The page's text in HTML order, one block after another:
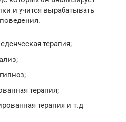
и учится вырабатывать
терапия;
терапия;
терапия и т.д.